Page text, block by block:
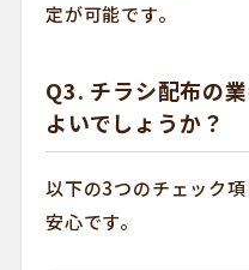
定が可能です。
Q3. チラシ配布の
よいでしょうか？
以下の3つのチェック
安心です。